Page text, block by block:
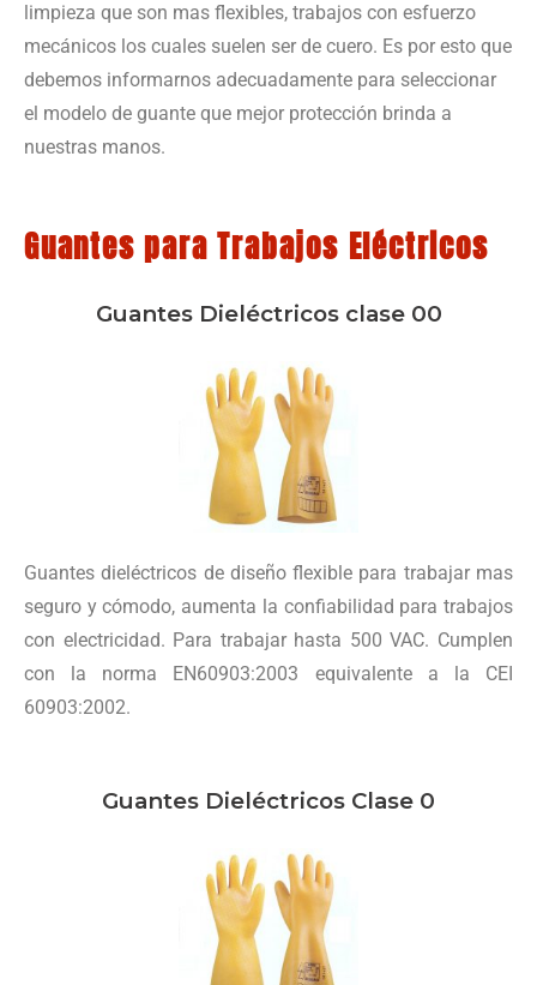
limpieza que son mas flexibles, trabajos con esfuerzo
mecánicos los cuales suelen ser de cuero. Es por esto que
debemos informarnos adecuadamente para seleccionar
el modelo de guante que mejor protección brinda a
nuestras manos.
Guantes para Trabajos Eléctricos
Guantes Dieléctricos clase 00
Guantes dieléctricos de diseño flexible para trabajar mas
seguro y cómodo, aumenta la confiabilidad para trabajos
con electricidad. Para trabajar hasta 500 VAC. Cumplen
con la norma EN60903:2003 equivalente a la CEI
60903:2002.
Guantes Dieléctricos Clase 0